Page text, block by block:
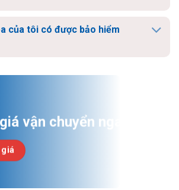
của tôi có được bảo hiểm
vận chuyển ngay!